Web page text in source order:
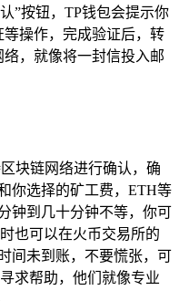
”按钮，TP钱包会提示你
操作，完成验证后，转
络，就像将一封信投入邮
块链网络进行确认，确
你选择的矿工费，ETH等
钟到几十分钟不等，你可
也可以在火币交易所的
间未到账，不要慌张，可
求帮助，他们就像专业